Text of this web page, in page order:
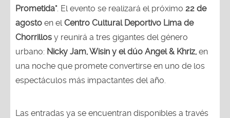
Prometida". El evento se realizará el próximo 22 de
agosto en elCentro Cultural Deportivo Lima de
Chorrillos y reunirá a tres gigantes del género
urbano: Nicky Jam, Wisin y el dúo Angel & Khriz, en
una noche que promete convertirse en uno de los
espectáculos más impactantes del año.
Las entradas ya se encuentran disponibles a través